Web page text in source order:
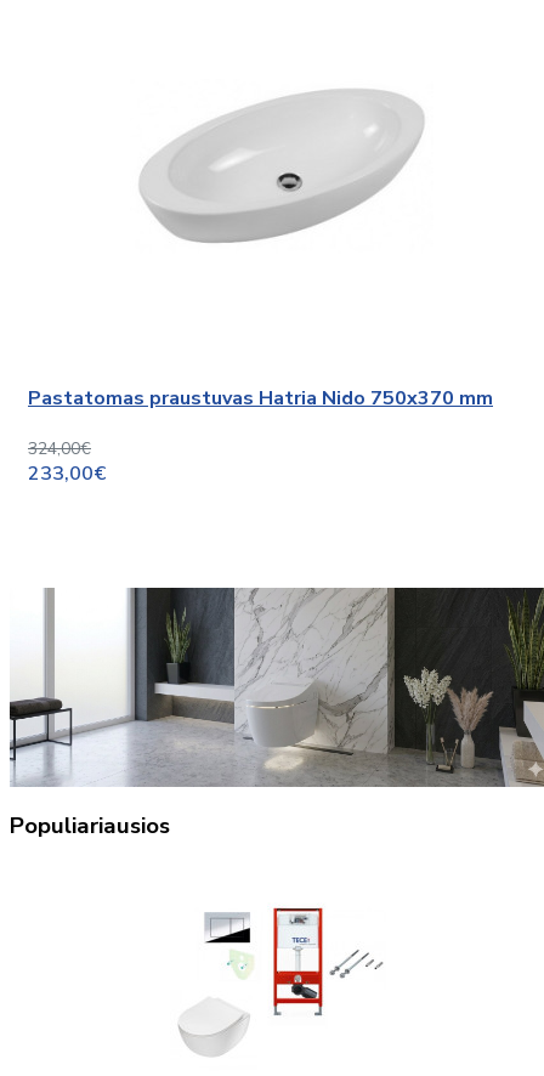
Pastatomas praustuvas Hatria Nido 750x370 mm
324,00€
233,00€
Populiariausios